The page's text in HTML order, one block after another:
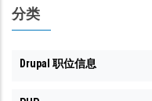
分类
Drupal 职位信息